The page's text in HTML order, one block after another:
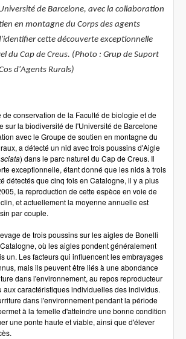
de Barcelone, avec la collaboration
en montagne du Corps des agents
cette découverte exceptionnelle
du Cap de Creus. (Photo : Grup de Suport
d'Agents Rurals)
conservation de la Faculté de biologie et de
sur la biodiversité de l'Université de Barcelone
avec le Groupe de soutien en montagne du
a détecté un nid avec trois poussins d'Aigle
) dans le parc naturel du Cap de Creus. Il
exceptionnelle, étant donné que les nids à trois
détectés que cinq fois en Catalogne, il y a plus
la reproduction de cette espèce en voie de
et actuellement la moyenne annuelle est
par couple.
de trois poussins sur les aigles de Bonelli
où les aigles pondent généralement
un. Les facteurs qui influencent les embrayages
mais ils peuvent être liés à une abondance
dans l'environnement, au repos reproducteur
aux caractéristiques individuelles des individus.
dans l'environnement pendant la période
à la femelle d'atteindre une bonne condition
une ponte haute et viable, ainsi que d'élever